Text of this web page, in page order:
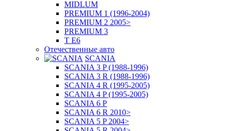
MIDLUM
PREMIUM 1 (1996-2004)
PREMIUM 2 2005>
PREMIUM 3
T E6
Отечественные авто
SCANIA
SCANIA 3 P (1988-1996)
SCANIA 3 R (1988-1996)
SCANIA 4 R (1995-2005)
SCANIA 4 P (1995-2005)
SCANIA 6 P
SCANIA 6 R 2010>
SCANIA 5 P 2004>